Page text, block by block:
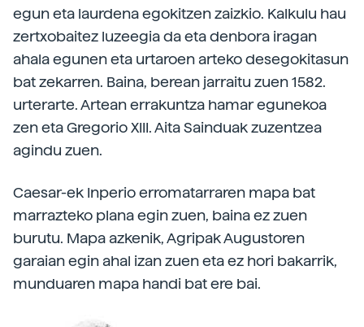
egun eta laurdena egokitzen zaizkio. Kalkulu hau
zertxobaitez luzeegia da eta denbora iragan
ahala egunen eta urtaroen arteko desegokitasun
bat zekarren. Baina, berean jarraitu zuen 1582.
urterarte. Artean errakuntza hamar egunekoa
zen eta Gregorio XIII. Aita Sainduak zuzentzea
agindu zuen.
Caesar-ek Inperio erromatarraren mapa bat
marrazteko plana egin zuen, baina ez zuen
burutu. Mapa azkenik, Agripak Augustoren
garaian egin ahal izan zuen eta ez hori bakarrik,
munduaren mapa handi bat ere bai.